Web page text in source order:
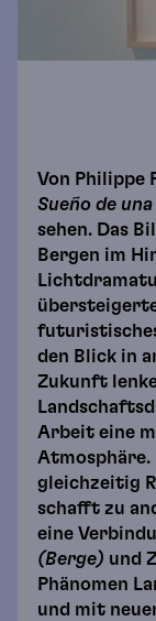
Von Philippe
Sueño de
sehen. Das
Bergen im
den Blick in
Zukunft
Arbeit eine
Atmosphäre.
gleichzeitig
schafft zu
eine
(Berge) und
Phänomen
und mit